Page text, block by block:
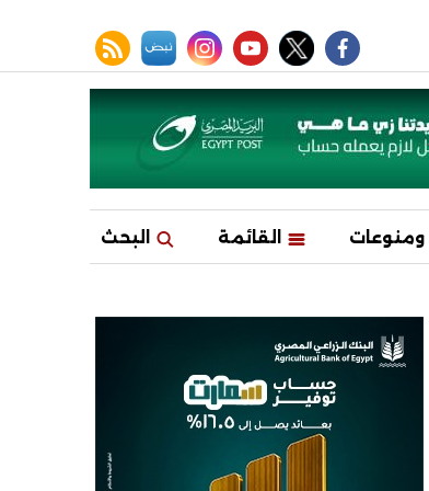
facebook
twitter
youtube
instagram
نبض rss feed
ومنوعات القائمة البحث